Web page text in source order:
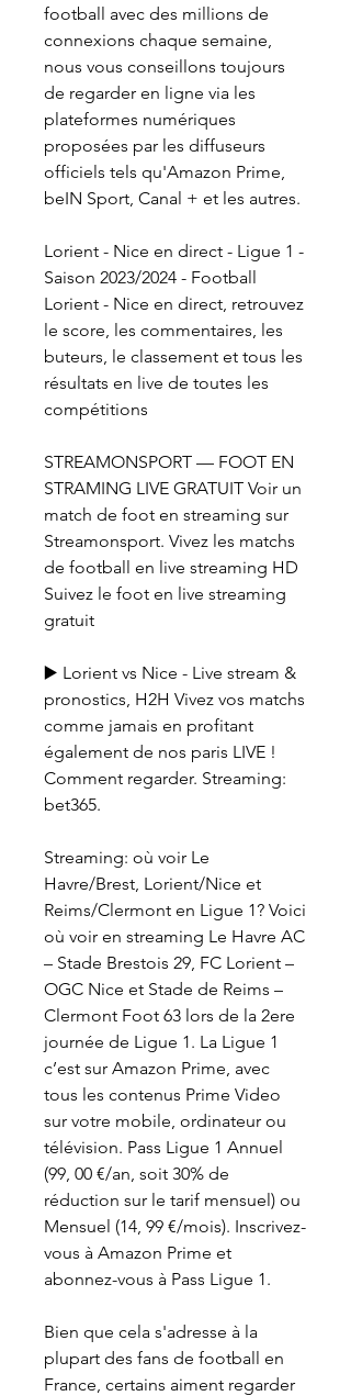
football avec des millions de
connexions chaque semaine,
nous vous conseillons toujours
de regarder en ligne via les
plateformes numériques
proposées par les diffuseurs
officiels tels qu'Amazon Prime,
beIN Sport, Canal + et les autres.
Lorient - Nice en direct - Ligue 1 -
Saison 2023/2024 - Football
Lorient - Nice en direct, retrouvez
le score, les commentaires, les
buteurs, le classement et tous les
résultats en live de toutes les
compétitions
STREAMONSPORT — FOOT EN
STRAMING LIVE GRATUIT Voir un
match de foot en streaming sur
Streamonsport. Vivez les matchs
de football en live streaming HD
Suivez le foot en live streaming
gratuit
▶️ Lorient vs Nice - Live stream &
pronostics, H2H Vivez vos matchs
comme jamais en profitant
également de nos paris LIVE !
Comment regarder. Streaming:
bet365.
Streaming: où voir Le
Havre/Brest, Lorient/Nice et
Reims/Clermont en Ligue 1? Voici
où voir en streaming Le Havre AC
– Stade Brestois 29, FC Lorient –
OGC Nice et Stade de Reims –
Clermont Foot 63 lors de la 2ere
journée de Ligue 1. La Ligue 1
c’est sur Amazon Prime, avec
tous les contenus Prime Video
sur votre mobile, ordinateur ou
télévision. Pass Ligue 1 Annuel
(99, 00 €/an, soit 30% de
réduction sur le tarif mensuel) ou
Mensuel (14, 99 €/mois). Inscrivez-
vous à Amazon Prime et
abonnez-vous à Pass Ligue 1.
Bien que cela s'adresse à la
plupart des fans de football en
France, certains aiment regarder